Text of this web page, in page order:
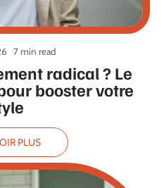
radical ? Le
booster votre
7 min read
PLUS